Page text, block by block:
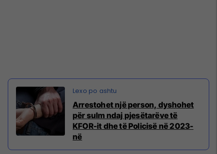
Arrestohet një person, dyshohet
për sulm ndaj pjesëtarëve të
KFOR-it dhe të Policisë në 2023-
në